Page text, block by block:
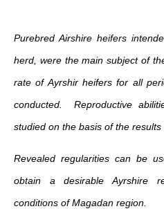
Purebred Airshire heifers
herd, were the main subject of
rate of Ayrshir heifers for all
conducted. Reproductive
studied on the basis of the
Revealed regularities can be
obtain a desirable Ayrshire
conditions of Magadan region.